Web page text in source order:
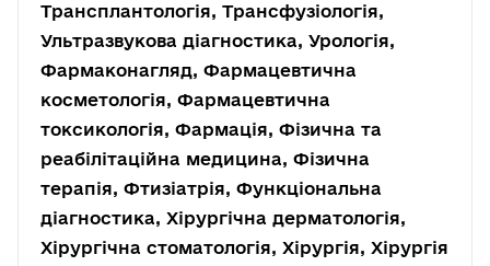
Трансплантологія, Трансфузіологія,
Ультразвукова діагностика, Урологія,
Фармаконагляд, Фармацевтична
косметологія, Фармацевтична
токсикологія, Фармація, Фізична та
реабілітаційна медицина, Фізична
терапія, Фтизіатрія, Функціональна
діагностика, Хірургічна дерматологія,
Хірургічна стоматологія, Хірургія, Хірургія